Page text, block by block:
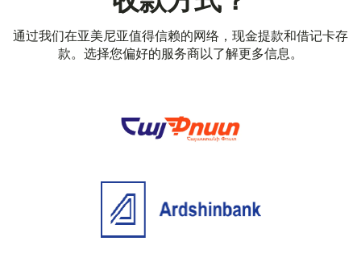
通过我们在亚美尼亚值得信赖的网络，现金提款和借记卡存
款。选择您偏好的服务商以了解更多信息。